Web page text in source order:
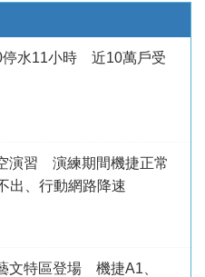
停水11小時 近10萬戶受
演習 演練期間機捷正常
出、行動網路降速
文特區登場 機捷A1、